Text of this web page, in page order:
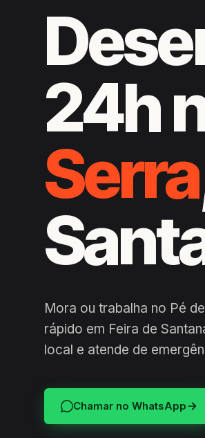
24h
Serra
Mora ou trabalha no Pé
rápido em Feira de
local e atende de
Chamar no WhatsApp